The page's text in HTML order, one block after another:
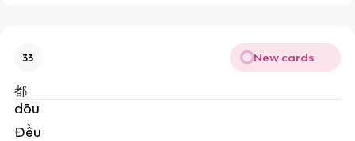
33 New cards
都
dōu
Đều